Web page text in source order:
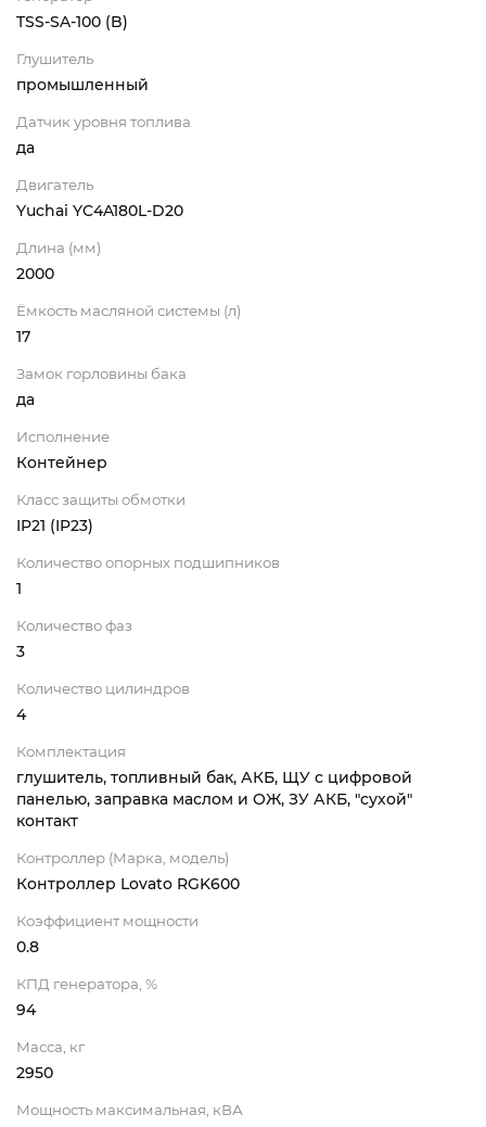
TSS-SA-100 (B)
Глушитель
промышленный
Датчик уровня топлива
да
Двигатель
Yuchai YC4A180L-D20
Длина (мм)
2000
Ёмкость масляной системы (л)
17
Замок горловины бака
да
Исполнение
Контейнер
Класс защиты обмотки
IP21 (IP23)
Количество опорных подшипников
1
Количество фаз
3
Количество цилиндров
4
Комплектация
глушитель, топливный бак, АКБ, ЩУ с цифровой
панелью, заправка маслом и ОЖ, ЗУ АКБ, "сухой"
контакт
Контроллер (Марка, модель)
Контроллер Lovato RGK600
Коэффициент мощности
0.8
КПД генератора, %
94
Масса, кг
2950
Мощность максимальная, кВА